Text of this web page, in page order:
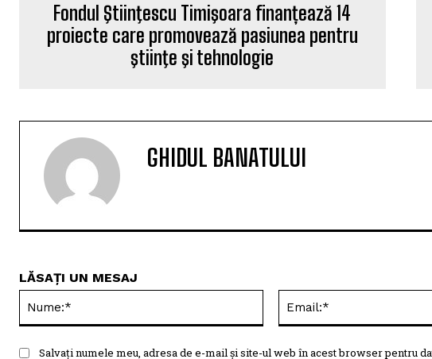
Fondul Ştiinţescu Timişoara finanțează 14
proiecte care promovează pasiunea pentru
ştiinţe şi tehnologie
GHIDUL BANATULUI
LĂSAȚI UN MESAJ
Salvați numele meu, adresa de e-mail și site-ul web în acest browser pentru